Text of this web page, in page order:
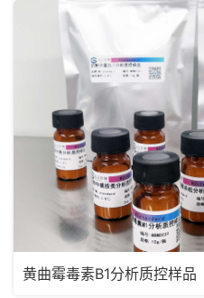
黄曲霉毒素B1分析质控样品